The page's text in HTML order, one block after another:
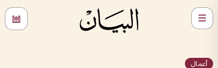
أعمال